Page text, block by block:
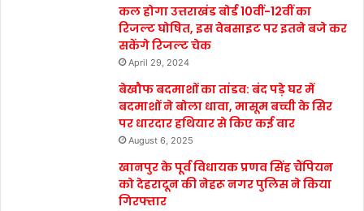
कल होगा उत्तराखंड बोर्ड 10वीं-12वीं का
रिजल्ट घोषित, इस वेबसाइट पर इतने बजे कर
सकेंगे रिजल्ट चेक
April 29, 2024
बेखौफ बदमाशों का तांडव: बंद पड़े घर में
बदमाशों ने बोला धावा, मासूम बच्ची के सिर
पर धारदार हथियार से किए कई वार
August 6, 2025
खानपुर के पूर्व विधायक प्रणव सिंह चैंपियन
को देहरादून की नेहरू नगर पुलिस ने किया
गिरफ्तार